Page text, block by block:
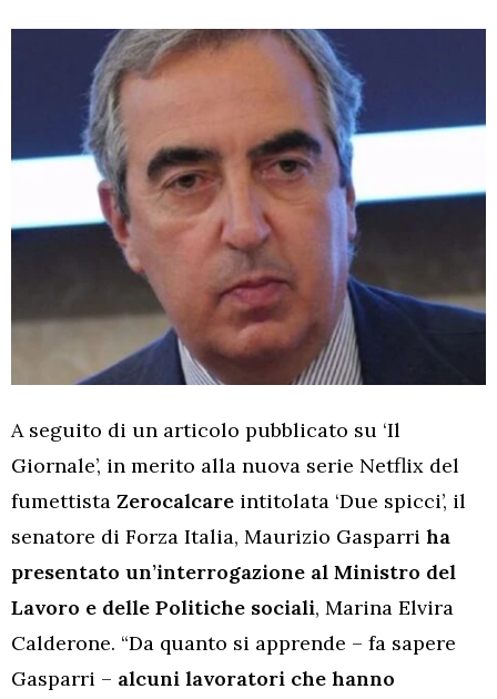
A seguito di un articolo pubblicato su ‘Il
Giornale’, in merito alla nuova serie Netflix del
fumettista Zerocalcare intitolata ‘Due spicci’, il
senatore di Forza Italia, Maurizio Gasparri ha
presentato un’interrogazione al Ministro del
Lavoro e delle Politiche sociali, Marina Elvira
Calderone. “Da quanto si apprende – fa sapere
Gasparri – alcuni lavoratori che hanno